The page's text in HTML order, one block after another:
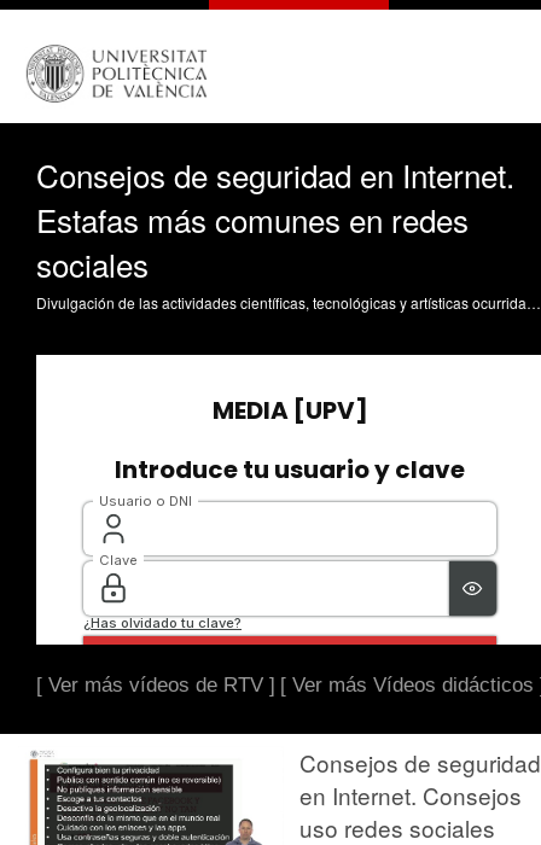
Consejos de seguridad en Internet.
Estafas más comunes en redes
sociales
Divulgación de las actividades científicas, tecnológicas y artísticas ocurridas en los tres campus de la UPV
[ Ver más vídeos de RTV ] [ Ver más Vídeos didácticos
Consejos de seguridad
en Internet. Consejos
uso redes sociales